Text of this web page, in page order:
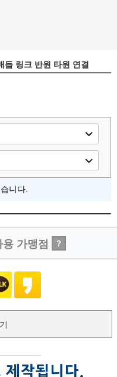
듭 링크 반원 타원 연결
니다.
가맹점 ?